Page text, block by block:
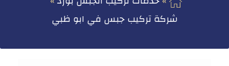
شركة تركيب جبس في ابو ظبي